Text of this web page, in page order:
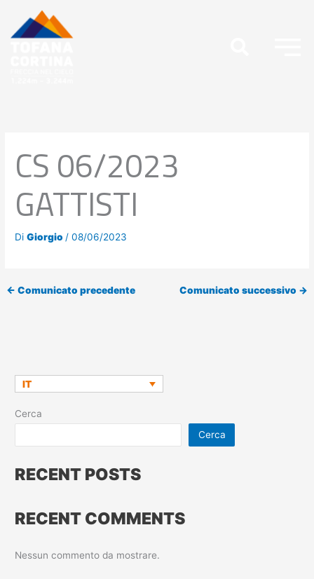
contenuto
CS 06/2023
GATTISTI
DiGiorgio/08/06/2023
← Comunicato precedente Comunicato successivo →
IT
Cerca
Cerca
RECENT POSTS
RECENT COMMENTS
Nessun commento da mostrare.